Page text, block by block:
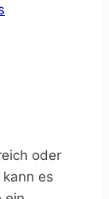
oder
es